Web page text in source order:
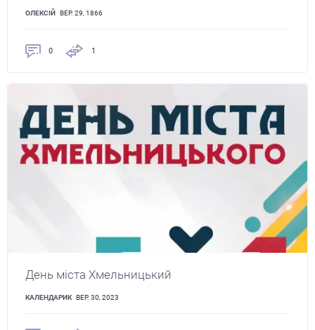
ОЛЕКСІЙ ВЕР. 29, 1866
0 1
День міста Хмельницький
КАЛЕНДАРИК ВЕР. 30, 2023